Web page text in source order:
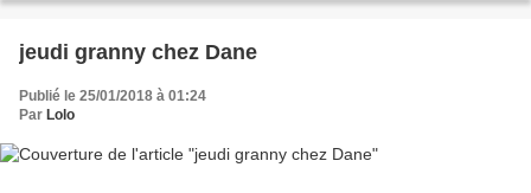
jeudi granny chez Dane
Publié le 25/01/2018 à 01:24
Par Lolo